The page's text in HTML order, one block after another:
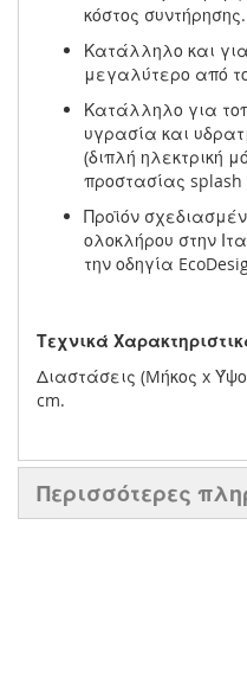
κόστος συντήρησης.
Κατάλληλο και
μεγαλύτερο από
Κατάλληλο για
υγρασία και
(διπλή ηλεκτρική
προστασίας splash
Προϊόν
ολοκλήρου στην
την οδηγία
Τεχνικά
Διαστάσεις (Mήκος x
cm.
Περισσότερες